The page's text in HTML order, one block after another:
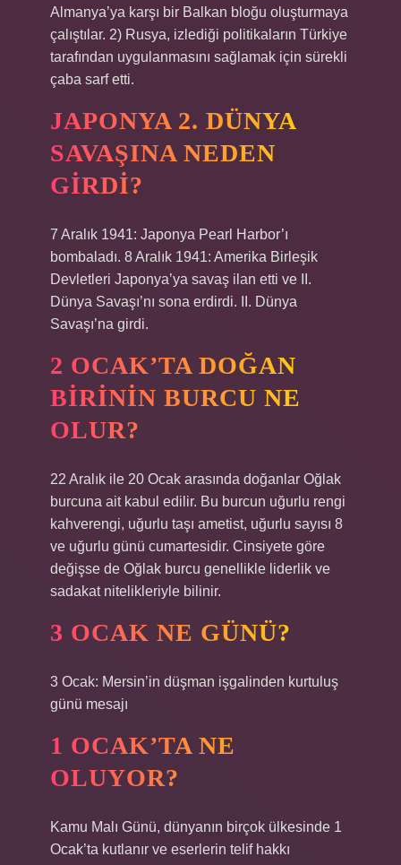
Almanya’ya karşı bir Balkan bloğu oluşturmaya
çalıştılar. 2) Rusya, izlediği politikaların Türkiye
tarafından uygulanmasını sağlamak için sürekli
çaba sarf etti.
JAPONYA 2. DÜNYA
SAVAŞINA NEDEN
GIRDI?
7 Aralık 1941: Japonya Pearl Harbor’ı
bombaladı. 8 Aralık 1941: Amerika Birleşik
Devletleri Japonya’ya savaş ilan etti ve II.
Dünya Savaşı’nı sona erdirdi. II. Dünya
Savaşı’na girdi.
2 OCAK’TA DOĞAN
BIRININ BURCU NE
OLUR?
22 Aralık ile 20 Ocak arasında doğanlar Oğlak
burcuna ait kabul edilir. Bu burcun uğurlu rengi
kahverengi, uğurlu taşı ametist, uğurlu sayısı 8
ve uğurlu günü cumartesidir. Cinsiyete göre
değişse de Oğlak burcu genellikle liderlik ve
sadakat nitelikleriyle bilinir.
3 OCAK NE GÜNÜ?
3 Ocak: Mersin’in düşman işgalinden kurtuluş
günü mesajı
1 OCAK’TA NE
OLUYOR?
Kamu Malı Günü, dünyanın birçok ülkesinde 1
Ocak’ta kutlanır ve eserlerin telif hakkı